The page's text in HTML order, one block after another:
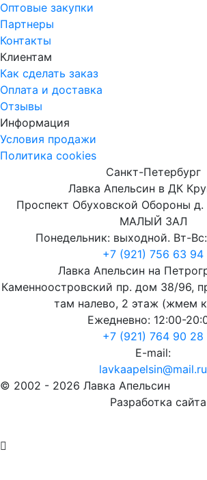
Оптовые закупки
Партнеры
Контакты
Клиентам
Как сделать заказ
Оплата и доставка
Отзывы
Информация
Условия продажи
Политика cookies
Санкт-Петербург
Лавка Апельсин в ДК
Проспект Обуховской Обороны д.
МАЛЫЙ ЗАЛ
Понедельник: выходной. Вт-
+7 (921) 756 63 94
Лавка Апельсин на
Каменноостровский пр. дом 38/96,
там налево, 2 этаж (жмем
Ежедневно: 12:00-
+7 (921) 764 90 28
E-mail:
lavkaapelsin@mail.ru
© 2002 - 2026 Лавка Апельсин
Разработка